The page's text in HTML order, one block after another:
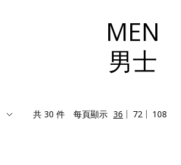
MEN
男士
共 30 件 每頁顯示 36 72 108